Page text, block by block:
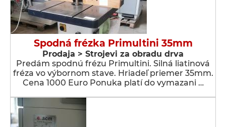
Spodná frézka Primultini 35mm
Prodaja > Strojevi za obradu drva
Predám spodnú frézu Primultini. Silná liatinová
fréza vo výbornom stave. Hriadeľ priemer 35mm.
Cena 1000 Euro Ponuka platí do vymazani …